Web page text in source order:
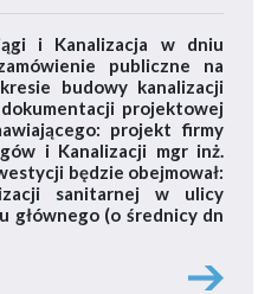
i Kanalizacja w dniu
publiczne na
budowy kanalizacji
projektowej
projekt firmy
i Kanalizacji mgr inż.
będzie obejmował:
sanitarnej w ulicy
głównego (o średnicy dn